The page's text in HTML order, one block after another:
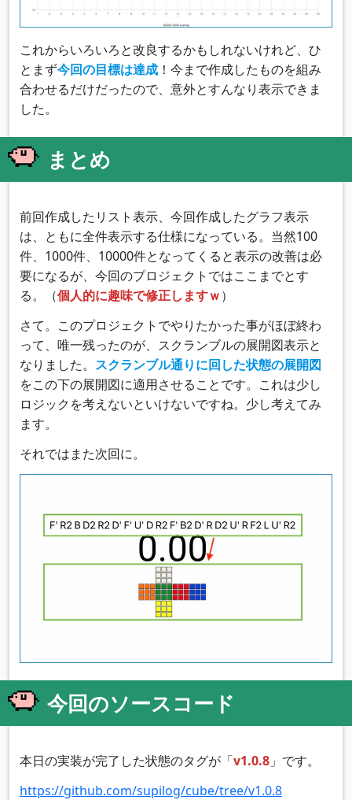
これからいろいろと改良するかもしれないけれど、ひ
とまず今回の目標は達成！今まで作成したものを組み
合わせるだけだったので、意外とすんなり表示できま
した。
まとめ
前回作成したリスト表示、今回作成したグラフ表示
は、ともに全件表示する仕様になっている。当然100
件、1000件、10000件となってくると表示の改善は必
要になるが、今回のプロジェクトではここまでとす
る。（個人的に趣味で修正しますｗ）
さて。このプロジェクトでやりたかった事がほぼ終わ
って、唯一残ったのが、スクランブルの展開図表示と
なりました。 スクランブル通りに回した状態の展開図
をこの下の展開図に適用させることです。これは少し
ロジックを考えないといけないですね。少し考えてみ
ます。
それではまた次回に。
今回のソースコード
本日の実装が完了した状態のタグが「v1.0.8」です。
https://github.com/supilog/cube/tree/v1.0.8